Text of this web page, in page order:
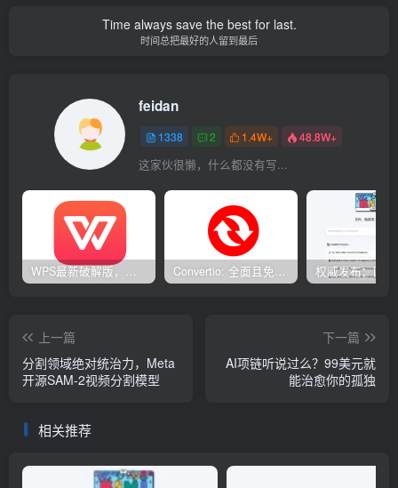
Time always save the best for last.
时间总把最好的人留到最后
feidan
1338 2 1.4W+ 48.8W+
这家伙很懒，什么都没有写...
上一篇
分割领域绝对统治力，Meta
开源SAM-2视频分割模型
下一篇
AI项链听说过么？99美元就
能治愈你的孤独
相关推荐